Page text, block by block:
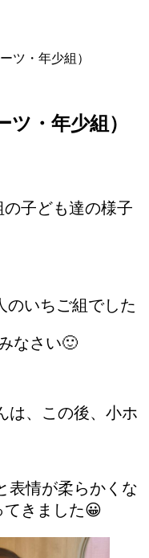
ツ・年少組）
・年少組）
子ども達の様子
のいちご組でした
なさい🙂
は、この後、小ホ
表情が柔らかくな
てきました😀